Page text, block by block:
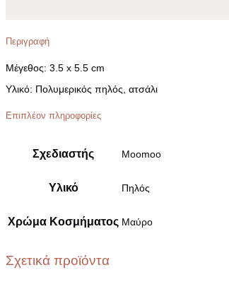
Περιγραφή
Μέγεθος: 3.5 x 5.5 cm
Υλικό: Πολυμερικός πηλός, ατσάλι
Επιπλέον πληροφορίες
Σχεδιαστής Moomoo
Υλικό Πηλός
Χρώμα Κοσμήματος Μαύρο
Σχετικά προϊόντα